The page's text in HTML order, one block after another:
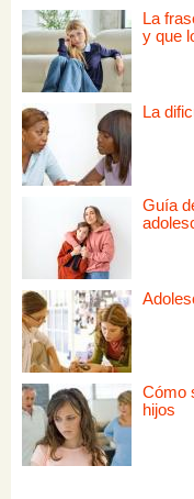
La
y que
La
Guía
Cómo
hijos